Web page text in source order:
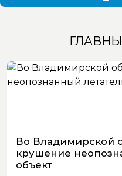
Во Владимирской
крушение
объект